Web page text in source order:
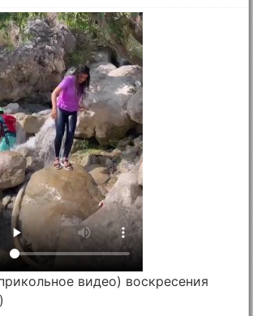
видео) воскресения